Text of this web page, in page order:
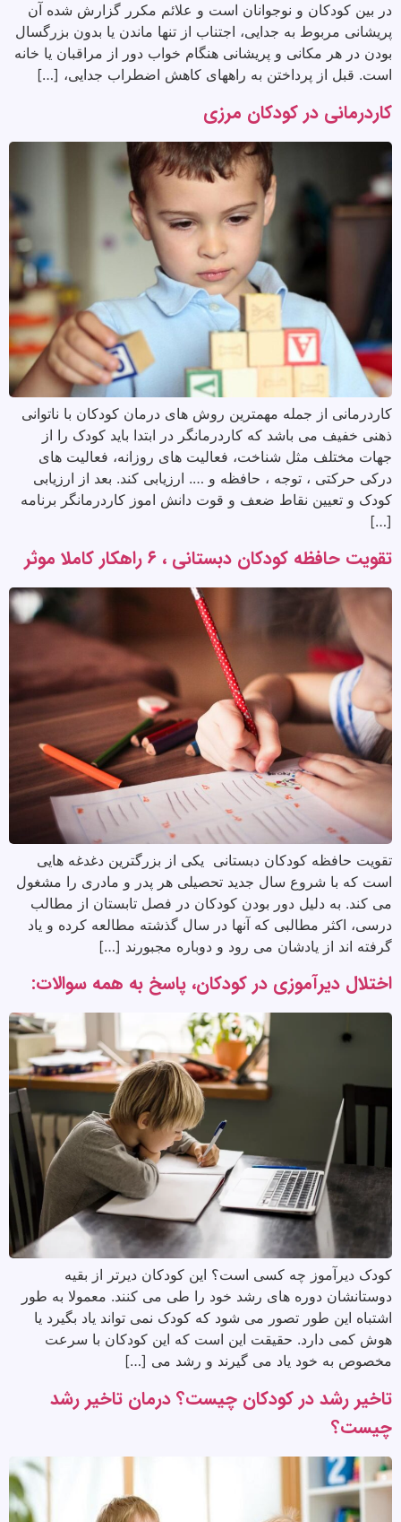
در بین کودکان و نوجوانان است و علائم مکرر گزارش شده آن
پریشانی مربوط به جدایی، اجتناب از تنها ماندن یا بدون بزرگسال
بودن در هر مکانی و پریشانی هنگام خواب دور از مراقبان یا خانه
است. قبل از پرداختن به راههای کاهش اضطراب جدایی، […]
کاردرمانی در کودکان مرزی
کاردرمانی از جمله مهمترین روش های درمان کودکان با ناتوانی
ذهنی خفیف می باشد که کاردرمانگر در ابتدا باید کودک را از
جهات مختلف مثل شناخت، فعالیت های روزانه، فعالیت های
درکی حرکتی ، توجه ، حافظه و …. ارزیابی کند. بعد از ارزیابی
کودک و تعیین نقاط ضعف و قوت دانش اموز کاردرمانگر برنامه
[…]
تقویت حافظه کودکان دبستانی ، ۶ راهکار کاملا موثر
تقویت حافظه کودکان دبستانی یکی از بزرگترین دغدغه هایی
است که با شروع سال جدید تحصیلی هر پدر و مادری را مشغول
می کند. به دلیل دور بودن کودکان در فصل تابستان از مطالب
درسی، اکثر مطالبی که آنها در سال گذشته مطالعه کرده و یاد
گرفته اند از یادشان می رود و دوباره مجبورند […]
اختلال دیرآموزی در کودکان، پاسخ به همه سوالات:
کودک دیرآموز چه کسی است؟ این کودکان دیرتر از بقیه
دوستانشان دوره های رشد خود را طی می کنند. معمولا به طور
اشتباه این طور تصور می شود که کودک نمی تواند یاد بگیرد یا
هوش کمی دارد. حقیقت این است که این کودکان با سرعت
مخصوص به خود یاد می گیرند و رشد می […]
تاخیر رشد در کودکان چیست؟ درمان تاخیر رشد
چیست؟